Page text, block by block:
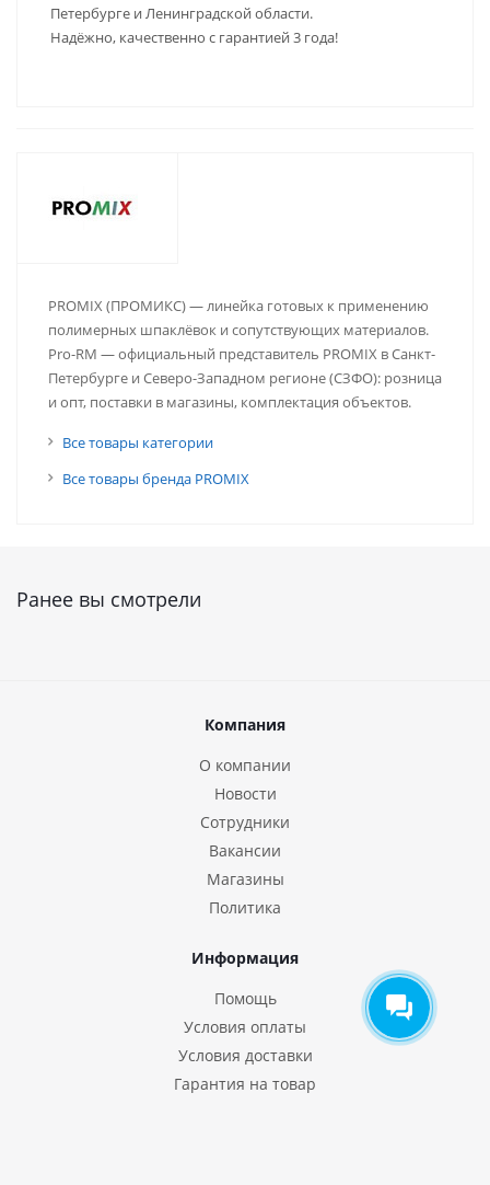
Петербурге и Ленинградской области.
Надёжно, качественно с гарантией 3 года!
PROMIX (ПРОМИКС) — линейка готовых к применению
полимерных шпаклёвок и сопутствующих материалов.
Pro-RM — официальный представитель PROMIX в Санкт-
Петербурге и Северо-Западном регионе (СЗФО): розница
и опт, поставки в магазины, комплектация объектов.
Все товары категории
Все товары бренда PROMIX
Ранее вы смотрели
Компания
О компании
Новости
Сотрудники
Вакансии
Магазины
Политика
Информация
Помощь
Условия оплаты
Условия доставки
Гарантия на товар